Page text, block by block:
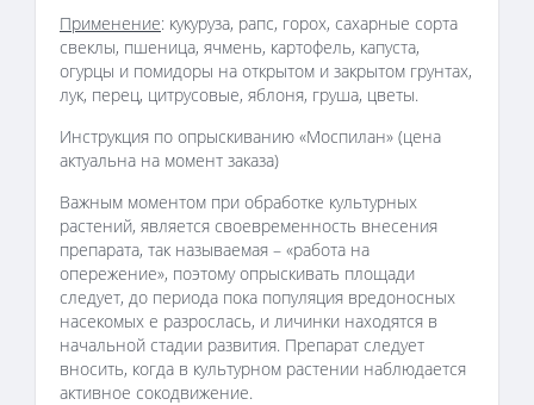
Применение: кукуруза, рапс, горох, сахарные сорта
свеклы, пшеница, ячмень, картофель, капуста,
огурцы и помидоры на открытом и закрытом грунтах,
лук, перец, цитрусовые, яблоня, груша, цветы.
Инструкция по опрыскиванию «Моспилан» (цена
актуальна на момент заказа)
Важным моментом при обработке культурных
растений, является своевременность внесения
препарата, так называемая – «работа на
опережение», поэтому опрыскивать площади
следует, до периода пока популяция вредоносных
насекомых е разрослась, и личинки находятся в
начальной стадии развития. Препарат следует
вносить, когда в культурном растении наблюдается
активное сокодвижение.